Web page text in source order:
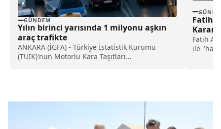
GÜNDEM
Yılın birinci yarısında 1 milyonu aşkın
araç trafikte
ANKARA (İGFA) - Türkiye İstatistik Kurumu
(TÜİK)'nun Motorlu Kara Taşıtları
Fatih
Kararı
Fatih
ile